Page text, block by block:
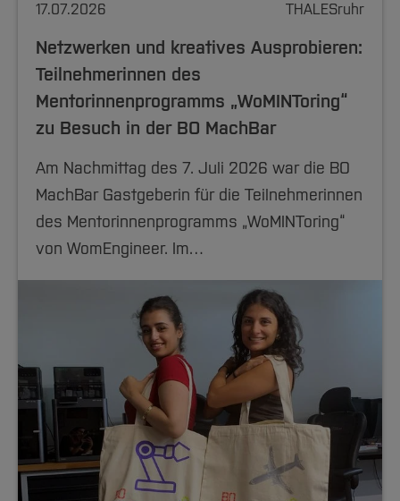
17.07.2026 THALESruhr
Netzwerken und kreatives Ausprobieren:
Teilnehmerinnen des
Mentorinnenprogramms „WoMINToring“
zu Besuch in der BO MachBar
Am Nachmittag des 7. Juli 2026 war die BO
MachBar Gastgeberin für die Teilnehmerinnen
des Mentorinnenprogramms „WoMINToring“
von WomEngineer. Im…